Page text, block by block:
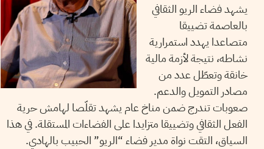
يشهد فضاء الريو الثقافي
بالعاصمة تضييقا
متصاعدا يهدد استمرارية
نشاطه، نتيجة لأزمة مالية
خانقة وتعطّل عدد من
مصادر التمويل والدعم.
صعوبات تندرج ضمن مناخ عام يشهد تقلّصا لهامش حرية
الفعل الثقافي وتضييقا متزايدا على الفضاءات المستقلة. في هذا
السياق، التقت نواة مدير فضاء “الريو” الحبيب بالهادي.